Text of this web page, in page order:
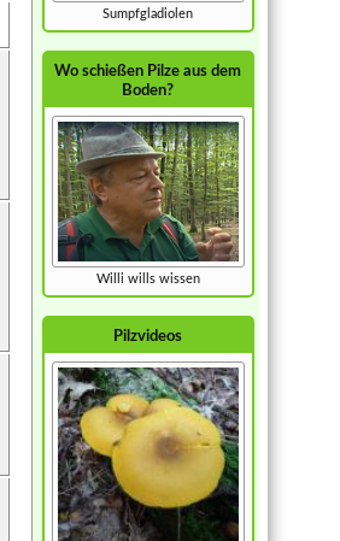
Sumpfgladiolen
Wo schießen Pilze aus dem
Boden?
Willi wills wissen
Pilzvideos